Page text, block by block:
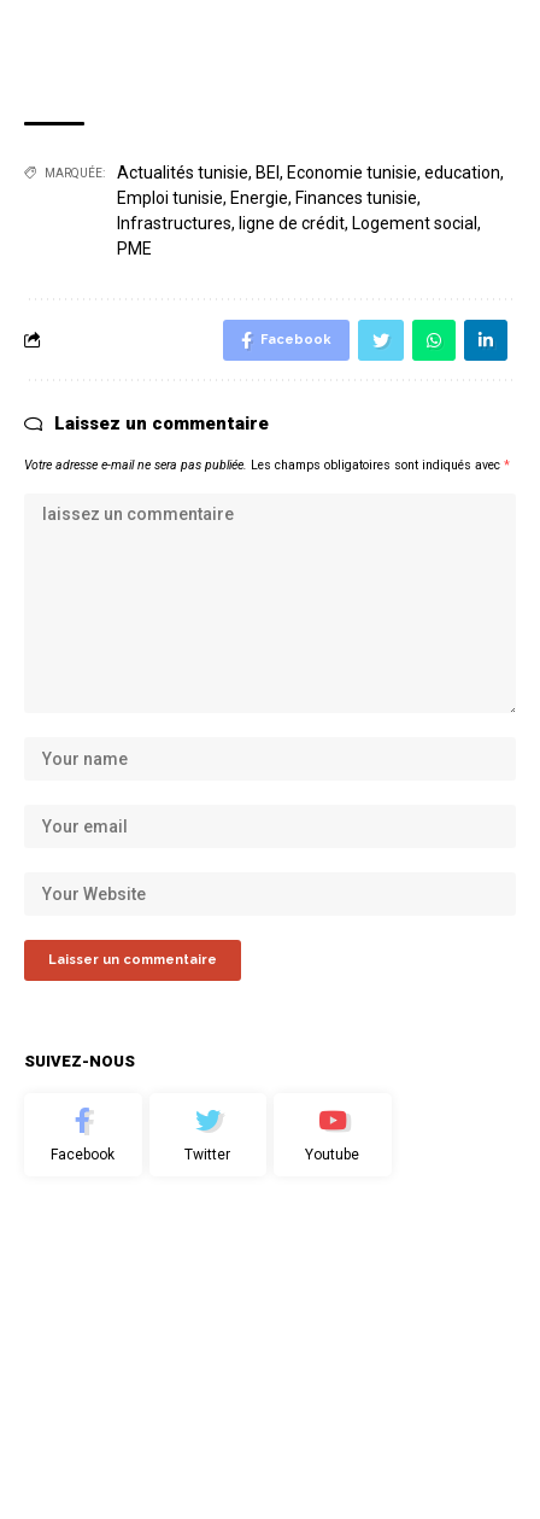
MARQUÉE: Actualités tunisie, BEI, Economie tunisie, education,
Emploi tunisie, Energie, Finances tunisie,
Infrastructures, ligne de crédit, Logement social,
PME
Facebook
Laissez un commentaire
Votre adresse e-mail ne sera pas publiée. Les champs obligatoires sont indiqués avec *
SUIVEZ-NOUS
Facebook Twitter Youtube